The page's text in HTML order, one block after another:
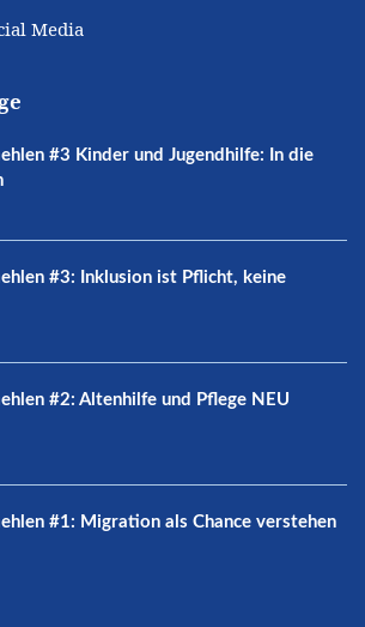
Media
#3 Kinder und Jugendhilfe: In die
#3: Inklusion ist Pflicht, keine
#2: Altenhilfe und Pflege NEU
#1: Migration als Chance verstehen